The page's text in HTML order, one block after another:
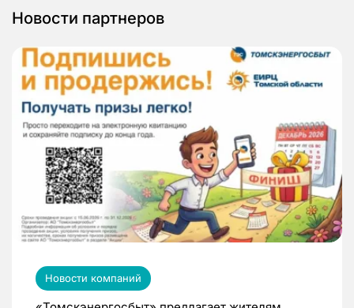
Новости партнеров
Новости компаний